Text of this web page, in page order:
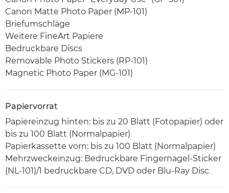
Canon Matte Photo Paper (MP-101)
Briefumschläge
Weitere FineArt Papiere
Bedruckbare Discs
Removable Photo Stickers (RP-101)
Magnetic Photo Paper (MG-101)
Papiervorrat
Papiereinzug hinten: bis zu 20 Blatt (Fotopapier) oder
bis zu 100 Blatt (Normalpapier)
Papierkassette vorn: bis zu 100 Blatt (Normalpapier)
Mehrzweckeinzug: Bedruckbare Fingernagel-Sticker
(NL-101)/1 bedruckbare CD, DVD oder Blu-Ray Disc